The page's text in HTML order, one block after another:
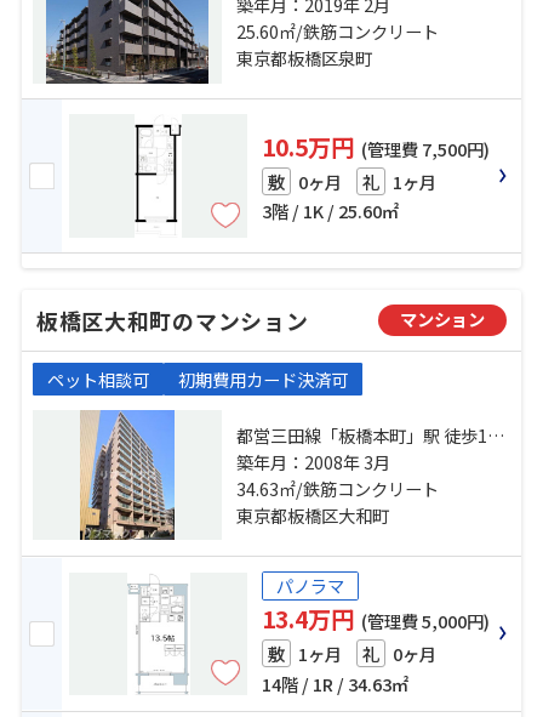
武東上線「中板橋」駅 徒歩18分
25.60㎡/鉄筋コンクリート
東京都板橋区泉町
10.5万円 (管理費 7,500円)
敷 0ヶ月 礼 1ヶ月
3階 / 1K / 25.60㎡
板橋区大和町のマンション マンション
ペット相談可 初期費用カード決済可
都営三田線「板橋本町」駅 徒歩1分
都営三田線「本蓮沼」駅 徒歩10分
埼京線「十条」駅 徒歩23分
築年月：2008年 3月
34.63㎡/鉄筋コンクリート
東京都板橋区大和町
パノラマ
13.4万円 (管理費 5,000円)
敷 1ヶ月 礼 0ヶ月
14階 / 1R / 34.63㎡